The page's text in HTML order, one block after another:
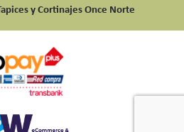
y Cortinajes Once Norte